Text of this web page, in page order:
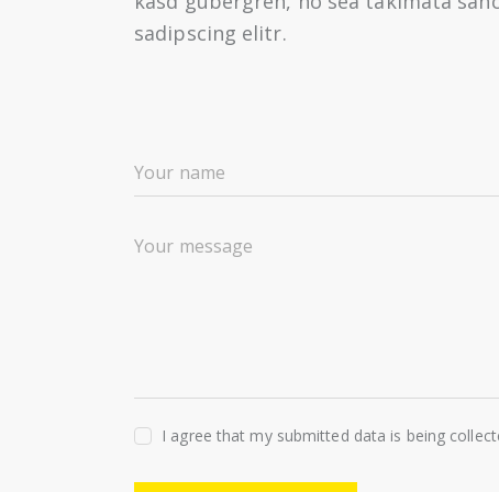
sadipscing elitr.
I agree that my submitted data is being